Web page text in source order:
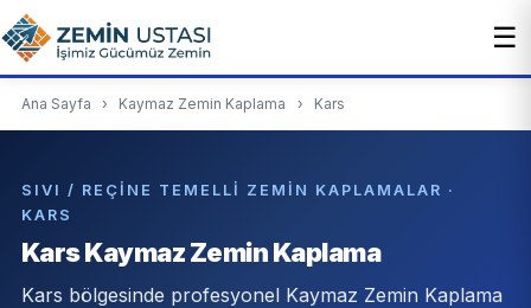
☰
Ana Sayfa › Kaymaz Zemin Kaplama › Kars
SIVI / REÇINE TEMELLI ZEMIN KAPLAMALAR ·
KARS
Kars Kaymaz Zemin Kaplama
Kars bölgesinde profesyonel Kaymaz Zemin Kaplama